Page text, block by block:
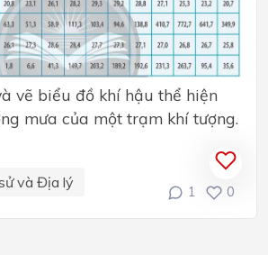
vẽ biểu đồ khí hậu thể hiện
mưa của một trạm khí tượng.
và Địa lý
1 0